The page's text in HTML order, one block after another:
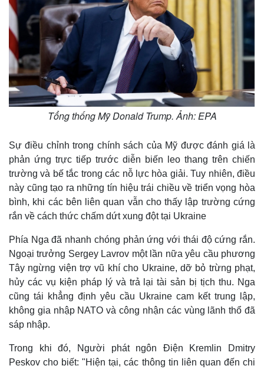
Thế giới
Quan sát
Cuộc sống đó đây
Multimedia
Video
Infographic
Tổng thống Mỹ Donald Trump. Ảnh: EPA
Sự điều chỉnh trong chính sách của Mỹ được đánh giá là
phản ứng trực tiếp trước diễn biến leo thang trên chiến
trường và bế tắc trong các nỗ lực hòa giải. Tuy nhiên, điều
này cũng tạo ra những tín hiệu trái chiều về triển vọng hòa
bình, khi các bên liên quan vẫn cho thấy lập trường cứng
rắn về cách thức chấm dứt xung đột tại Ukraine
Phía Nga đã nhanh chóng phản ứng với thái độ cứng rắn.
Ngoại trưởng Sergey Lavrov một lần nữa yêu cầu phương
Tây ngừng viện trợ vũ khí cho Ukraine, dỡ bỏ trừng phạt,
hủy các vụ kiện pháp lý và trả lại tài sản bị tịch thu. Nga
cũng tái khẳng định yêu cầu Ukraine cam kết trung lập,
không gia nhập NATO và công nhận các vùng lãnh thổ đã
sáp nhập.
Trong khi đó, Người phát ngôn Điện Kremlin Dmitry
Peskov cho biết: "Hiện tại, các thông tin liên quan đến chi